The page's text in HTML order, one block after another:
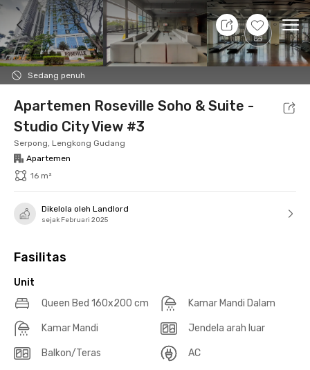
+15
Sedang penuh
10 Agt 26 - Belum tahu
Foto Fasilitas bersama Lokasi Aturan
Apartemen Roseville Soho & Suite -
Studio City View #3
Serpong, Lengkong Gudang
Apartemen
16 m²
Dikelola oleh Landlord
sejak Februari 2025
Fasilitas
Unit
Queen Bed 160x200 cm
Kamar Mandi Dalam
Kamar Mandi Jendela arah luar
Balkon/Teras AC